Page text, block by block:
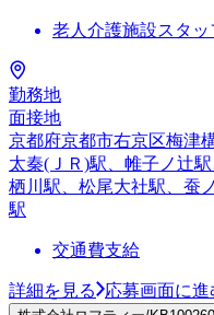
老人介護施設スタッ
勤務地
面接地
京都府京都市右京区梅津
太秦(ＪＲ)駅、帷子ノ辻
栖川駅、松尾大社駅、蚕
駅
交通費支給
詳細を見る 応募画面に進